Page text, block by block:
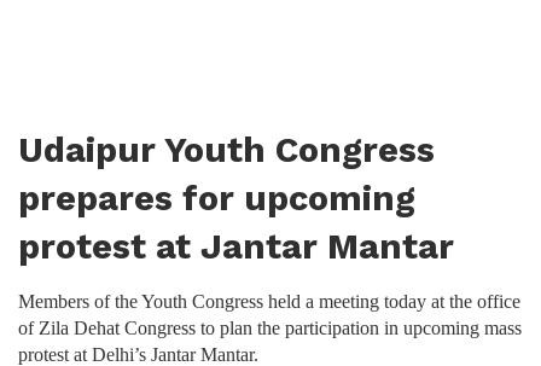
Udaipur Youth Congress
prepares for upcoming
protest at Jantar Mantar
Members of the Youth Congress held a meeting today at the office
of Zila Dehat Congress to plan the participation in upcoming mass
protest at Delhi’s Jantar Mantar.